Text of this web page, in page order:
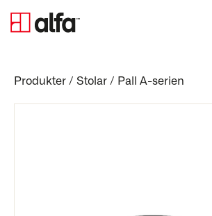
Produkter / Stolar / Pall A-serien